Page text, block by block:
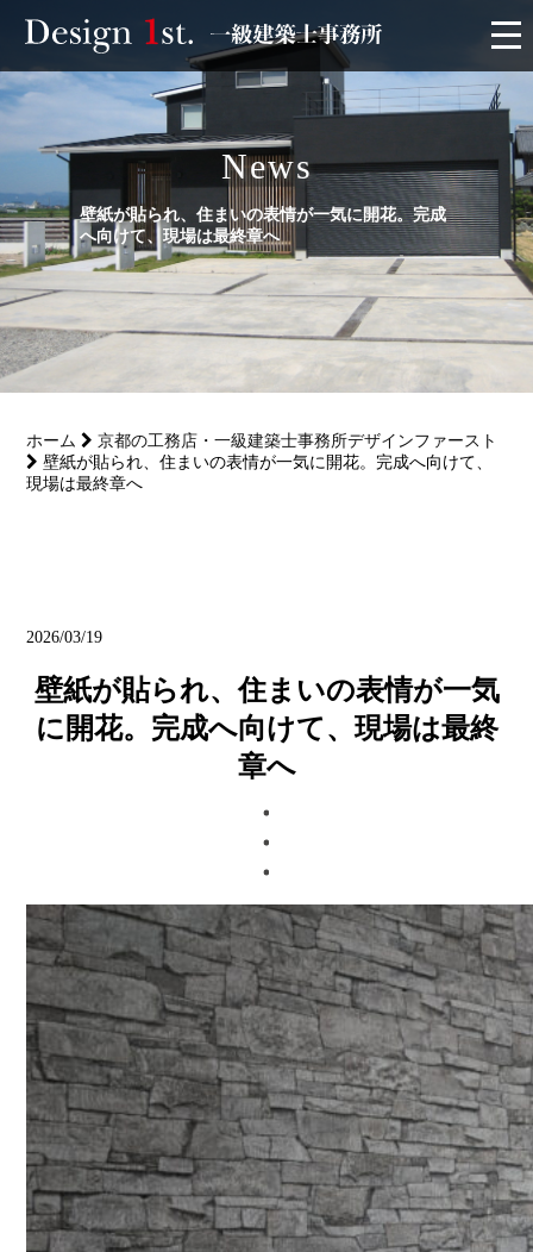
モニター
施工実績・施工事例
リフォーム
サービス
News
壁紙が貼られ、住まいの表情が一気に開花。完成
へ向けて、現場は最終章へ
ホーム
京都の工務店・一級建築士事務所デザインファースト
壁紙が貼られ、住まいの表情が一気に開花。完成へ向けて、
現場は最終章へ
2026/03/19
壁紙が貼られ、住まいの表情が一気
に開花。完成へ向けて、現場は最終
章へ